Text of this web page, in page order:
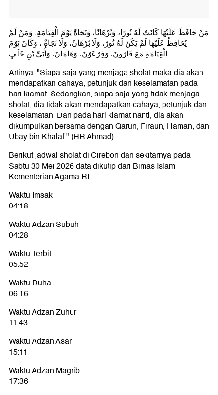
مَنْ حَافَظَ عَلَيْهَا كَانَتْ لَهُ نُورًا، وَبُرْهَانًا، وَنَجَاةً يَوْمَ الْقِيَامَةِ، وَمَنْ لَمْ
يُحَافِظْ عَلَيْهَا لَمْ يَكُنْ لَهُ نُورٌ، وَلَا بُرْهَانٌ، وَلَا نَجَاةٌ ، وَكَانَ يَوْمَ
الْقِيَامَةِ مَعَ قَارُونَ، وَفِرْعَوْنَ، وَهَامَانَ، وَأُبَيِّ بْنِ خَلَفٍ
Artinya: "Siapa saja yang menjaga sholat maka dia akan
mendapatkan cahaya, petunjuk dan keselamatan pada
hari kiamat. Sedangkan, siapa saja yang tidak menjaga
sholat, dia tidak akan mendapatkan cahaya, petunjuk dan
keselamatan. Dan pada hari kiamat nanti, dia akan
dikumpulkan bersama dengan Qarun, Firaun, Haman, dan
Ubay bin Khalaf." (HR Ahmad)
Berikut jadwal sholat di Cirebon dan sekitarnya pada
Sabtu 30 Mei 2026 data dikutip dari Bimas Islam
Kementerian Agama RI.
Waktu Imsak
04:18
Waktu Adzan Subuh
04:28
Waktu Terbit
05:52
Waktu Duha
06:16
Waktu Adzan Zuhur
11:43
Waktu Adzan Asar
15:11
Waktu Adzan Magrib
17:36